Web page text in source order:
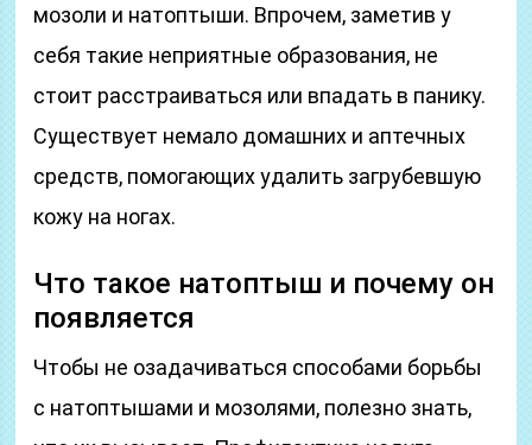
мозоли и натоптыши. Впрочем, заметив у
себя такие неприятные образования, не
стоит расстраиваться или впадать в панику.
Существует немало домашних и аптечных
средств, помогающих удалить загрубевшую
кожу на ногах.
Что такое натоптыш и почему он
появляется
Чтобы не озадачиваться способами борьбы
с натоптышами и мозолями, полезно знать,